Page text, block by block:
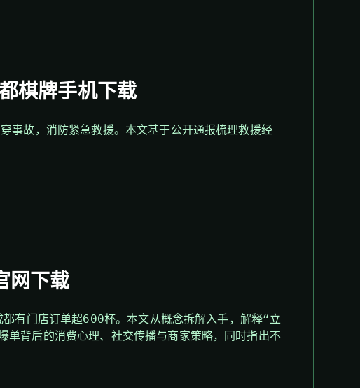
棋牌手机下载
事故，消防紧急救援。本文基于公开通报梳理救援经
网下载
有门店订单超600杯。本文从概念拆解入手，解释“立
单背后的消费心理、社交传播与商家策略，同时指出不